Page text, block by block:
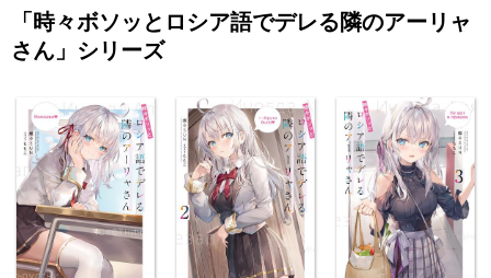
「時々ボソッとロシア語でデレる隣のアーリャ
さん」シリーズ